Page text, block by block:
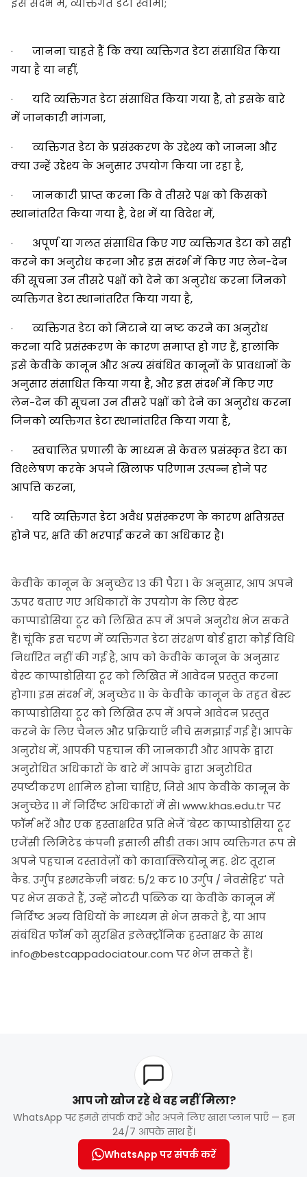
इस संदर्भ में, व्यक्तिगत डेटा स्वामी;
· जानना चाहते हैं कि क्या व्यक्तिगत डेटा संसाधित किया
गया है या नहीं,
· यदि व्यक्तिगत डेटा संसाधित किया गया है, तो इसके बारे
में जानकारी मांगना,
· व्यक्तिगत डेटा के प्रसंस्करण के उद्देश्य को जानना और
क्या उन्हें उद्देश्य के अनुसार उपयोग किया जा रहा है,
· जानकारी प्राप्त करना कि वे तीसरे पक्ष को किसको
स्थानांतरित किया गया है, देश में या विदेश में,
· अपूर्ण या गलत संसाधित किए गए व्यक्तिगत डेटा को सही
करने का अनुरोध करना और इस संदर्भ में किए गए लेन-देन
की सूचना उन तीसरे पक्षों को देने का अनुरोध करना जिनको
व्यक्तिगत डेटा स्थानांतरित किया गया है,
· व्यक्तिगत डेटा को मिटाने या नष्ट करने का अनुरोध
करना यदि प्रसंस्करण के कारण समाप्त हो गए हैं, हालांकि
इसे केवीके कानून और अन्य संबंधित कानूनों के प्रावधानों के
अनुसार संसाधित किया गया है, और इस संदर्भ में किए गए
लेन-देन की सूचना उन तीसरे पक्षों को देने का अनुरोध करना
जिनको व्यक्तिगत डेटा स्थानांतरित किया गया है,
· स्वचालित प्रणाली के माध्यम से केवल प्रसंस्कृत डेटा का
विश्लेषण करके अपने खिलाफ परिणाम उत्पन्न होने पर
आपत्ति करना,
· यदि व्यक्तिगत डेटा अवैध प्रसंस्करण के कारण क्षतिग्रस्त
होने पर, क्षति की भरपाई करने का अधिकार है।
केवीके कानून के अनुच्छेद 13 की पैरा 1 के अनुसार, आप अपने
ऊपर बताए गए अधिकारों के उपयोग के लिए बेस्ट
काप्पाडोसिया टूर को लिखित रूप में अपने अनुरोध भेज सकते
हैं। चूंकि इस चरण में व्यक्तिगत डेटा संरक्षण बोर्ड द्वारा कोई विधि
निर्धारित नहीं की गई है, आप को केवीके कानून के अनुसार
बेस्ट काप्पाडोसिया टूर को लिखित में आवेदन प्रस्तुत करना
होगा। इस संदर्भ में, अनुच्छेद 11 के केवीके कानून के तहत बेस्ट
काप्पाडोसिया टूर को लिखित रूप में अपने आवेदन प्रस्तुत
करने के लिए चैनल और प्रक्रियाएँ नीचे समझाई गई हैं। आपके
अनुरोध में, आपकी पहचान की जानकारी और आपके द्वारा
अनुरोधित अधिकारों के बारे में आपके द्वारा अनुरोधित
स्पष्टीकरण शामिल होना चाहिए, जिसे आप केवीके कानून के
अनुच्छेद 11 में निर्दिष्ट अधिकारों में से। www.khas.edu.tr पर
फॉर्म भरें और एक हस्ताक्षरित प्रति भेजें 'बेस्ट काप्पाडोसिया टूर
एजेंसी लिमिटेड कंपनी इसाली सीडी तक। आप व्यक्तिगत रूप से
अपने पहचान दस्तावेज़ों को कावाक्लियोनू मह. शेट तूरान
कैड. उर्गुप इश्मरकेज़ी नंबर: 5/2 कट 10 उर्गुप / नेवसेहिर' पते
पर भेज सकते हैं, उन्हें नोटरी पब्लिक या केवीके कानून में
निर्दिष्ट अन्य विधियों के माध्यम से भेज सकते हैं, या आप
संबंधित फॉर्म को सुरक्षित इलेक्ट्रॉनिक हस्ताक्षर के साथ
info@bestcappadociatour.com पर भेज सकते हैं।
आप जो खोज रहे थे वह नहीं मिला?
WhatsApp पर हमसे संपर्क करें और अपने लिए खास प्लान पाएँ — हम
24/7 आपके साथ हैं।
WhatsApp पर संपर्क करें